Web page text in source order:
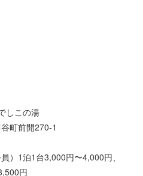
しこの湯
町前開270-1
）1泊1台3,000円〜4,000円、
円